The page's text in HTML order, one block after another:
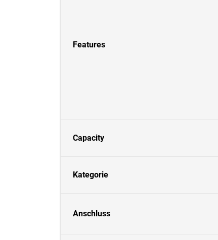
Features
Capacity
Kategorie
Anschluss